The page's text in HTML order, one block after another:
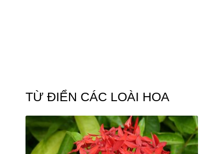
TỪ ĐIỂN CÁC LOÀI HOA